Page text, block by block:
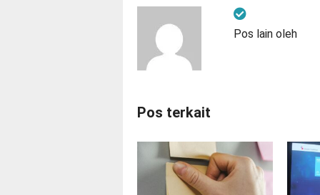
Pos lain oleh
Pos terkait